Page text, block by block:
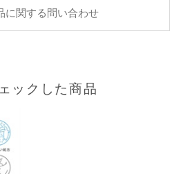
に関する問い合わせ
ックした商品